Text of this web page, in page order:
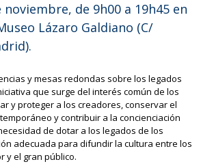
de 9h00 a 19h45 en
Lázaro Galdiano (C/
y mesas redondas sobre los legados
que surge del interés común de los
y proteger a los creadores, conservar el
y contribuir a la concienciación
de dotar a los legados de los
adecuada para difundir la cultura entre los
y el gran público.